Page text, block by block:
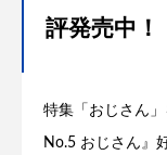
評発売中！
特集「おじさん
No.5 おじさん』